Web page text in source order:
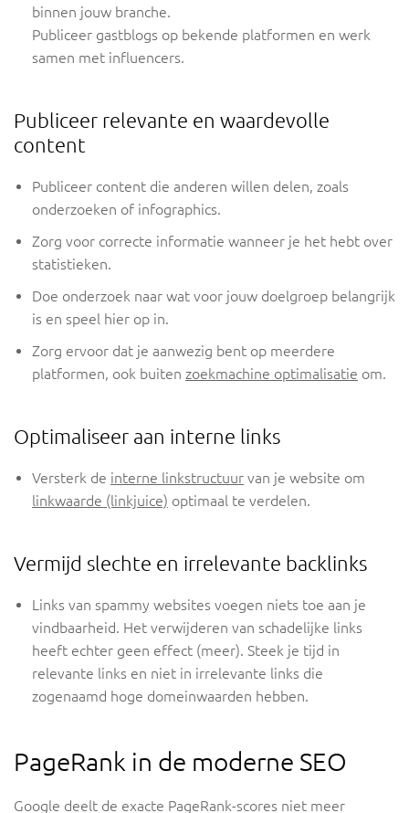
binnen jouw branche.
Publiceer gastblogs op bekende platformen en werk
samen met influencers.
Publiceer relevante en waardevolle
content
Publiceer content die anderen willen delen, zoals
onderzoeken of infographics.
Zorg voor correcte informatie wanneer je het hebt over
statistieken.
Doe onderzoek naar wat voor jouw doelgroep belangrijk
is en speel hier op in.
Zorg ervoor dat je aanwezig bent op meerdere
platformen, ook buiten zoekmachine optimalisatie om.
Optimaliseer aan interne links
Versterk de interne linkstructuur van je website om
linkwaarde (linkjuice) optimaal te verdelen.
Vermijd slechte en irrelevante backlinks
Links van spammy websites voegen niets toe aan je
vindbaarheid. Het verwijderen van schadelijke links
heeft echter geen effect (meer). Steek je tijd in
relevante links en niet in irrelevante links die
zogenaamd hoge domeinwaarden hebben.
PageRank in de moderne SEO
Google deelt de exacte PageRank-scores niet meer